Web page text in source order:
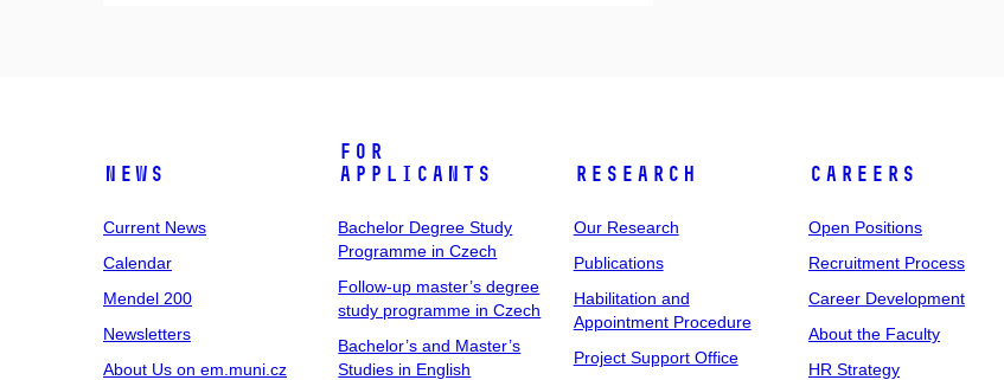
News
Current News
Calendar
Mendel 200
Newsletters
About Us on em.muni.cz
For
Applicants
Bachelor Degree Study
Programme in Czech
Follow-up master’s degree
study programme in Czech
Bachelor’s and Master’s
Studies in English
Research
Our Research
Publications
Habilitation and
Appointment Procedure
Project Support Office
Careers
Open Positions
Recruitment Process
Career Development
About the Faculty
HR Strategy